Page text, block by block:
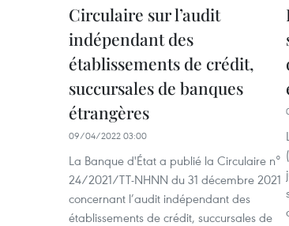
Circulaire sur l’audit
indépendant des
établissements de crédit,
succursales de banques
étrangères
09/04/2022 03:00
La Banque d'État a publié la Circulaire n°
24/2021/TT-NHNN du 31 décembre 2021
concernant l’audit indépendant des
établissements de crédit, succursales de